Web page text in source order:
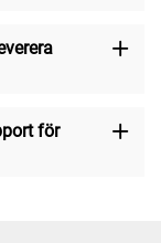
för